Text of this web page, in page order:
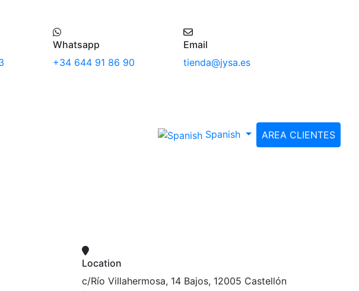
Whatsapp
+34 644 91 86 90
Email
tienda@jysa.es
Spanish AREA CLIENTES
Location
c/Río Villahermosa, 14 Bajos, 12005 Castellón